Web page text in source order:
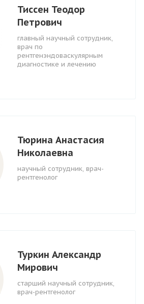
Тиссен Теодор
Петрович
главный научный сотрудник,
врач по
рентгенэндоваскулярным
диагностике и лечению
Тюрина Анастасия
Николаевна
научный сотрудник, врач-
рентгенолог
Туркин Александр
Мирович
старший научный сотрудник,
врач-рентгенолог